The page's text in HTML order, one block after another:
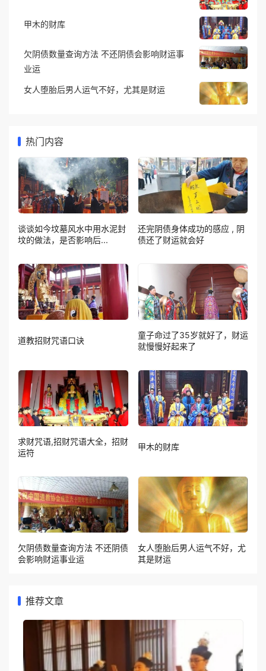
甲木的财库
欠阴债数量查询方法 不还阴债会影响财运事
业运
女人堕胎后男人运气不好，尤其是财运
热门内容
谈谈如今坟墓风水中用水泥封
坟的做法，是否影响后...
还完阴债身体成功的感应 , 阴
债还了财运就会好
道教招财咒语口诀
童子命过了35岁就好了，财运
就慢慢好起来了
求财咒语,招财咒语大全，招财
运符
甲木的财库
欠阴债数量查询方法 不还阴债
会影响财运事业运
女人堕胎后男人运气不好，尤
其是财运
推荐文章